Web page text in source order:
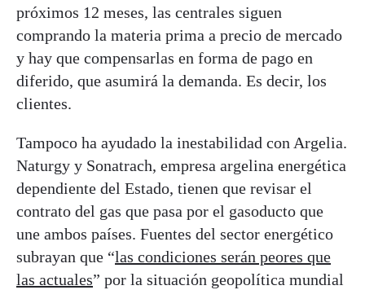
próximos 12 meses, las centrales siguen
comprando la materia prima a precio de mercado
y hay que compensarlas en forma de pago en
diferido, que asumirá la demanda. Es decir, los
clientes.
Tampoco ha ayudado la inestabilidad con Argelia.
Naturgy y Sonatrach, empresa argelina energética
dependiente del Estado, tienen que revisar el
contrato del gas que pasa por el gasoducto que
une ambos países. Fuentes del sector energético
subrayan que “las condiciones serán peores que
las actuales” por la situación geopolítica mundial